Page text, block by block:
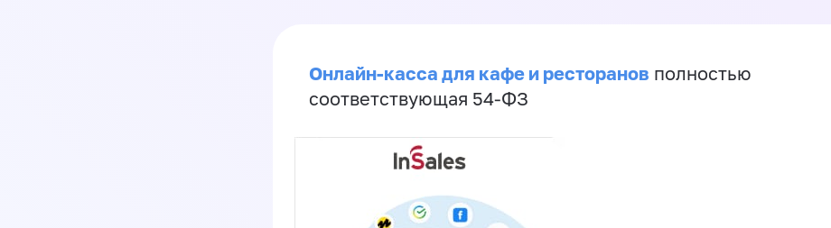
Онлайн-касса для кафе и ресторанов полностью
соответствующая 54-ФЗ